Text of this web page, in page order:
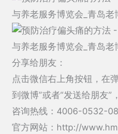
分享给朋友：
点击微信右上角按钮，在
到微博”或者“发送给朋友”
咨询热线：4006-0532-
官方网站：http://